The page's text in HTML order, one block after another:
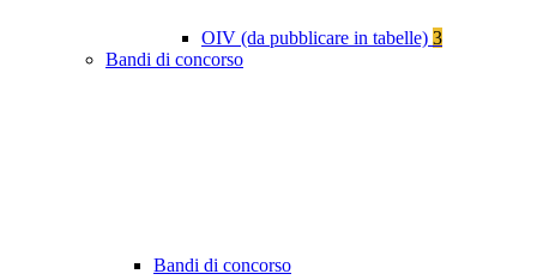
OIV (da pubblicare in tabelle) 3
Bandi di concorso
Bandi di concorso